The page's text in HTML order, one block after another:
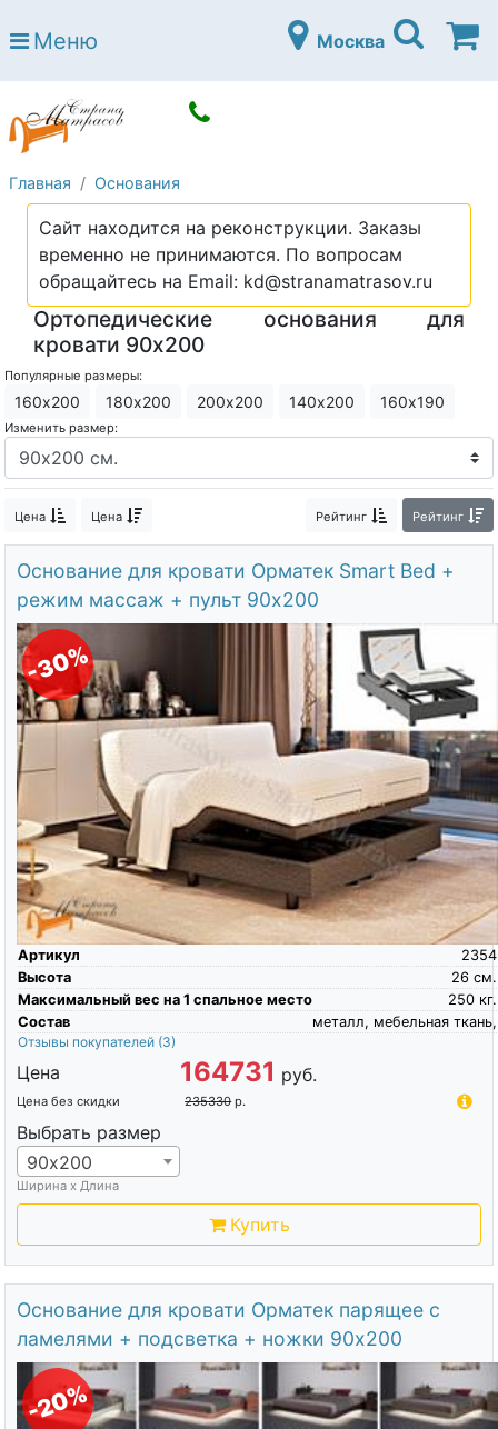
Страна матрасов
Open submenu (Матрасы)
Open submenu (Кровати)
Кровати
Open submenu (Аксессуары)
Open submenu (Диваны)
Диваны
Open submenu (Постельное белье)
Постельное белье
Open submenu (Мебель)
Мебель
Open submenu (Основания)
Основания
Open submenu (Детские матрасы)
Детские матрасы
Open submenu (Детские кровати)
Детские кровати
Open submenu (Шкафы)
Шкафы
О компании
Доставка по городу
Меню Москва
Главная Основания
Сайт находится на реконструкции. Заказы
временно не принимаются. По вопросам
обращайтесь на Email: kd@stranamatrasov.ru
Ортопедические основания для
кровати 90х200
Популярные размеры:
160х200 180х200 200х200 140х200 160х190
Изменить размер:
Цена Цена Рейтинг Рейтинг
Основание для кровати Орматек Smart Bed +
режим массаж + пульт 90х200
-30%
Артикул
2354
Высота
см.
26
Максимальный вес на 1 спальное место
кг.
250
Состав
металл, мебельная ткань,
Отзывы покупателей (3)
Цена 164731 руб.
Цена без скидки 235330 р.
Выбрать размер
90х200
Ширина х Длина
Купить
Основание для кровати Орматек парящее с
ламелями + подсветка + ножки 90х200
-20%